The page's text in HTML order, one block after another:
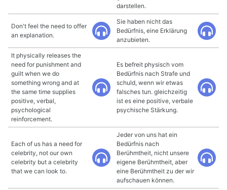
darstellen.
Don't feel the need to offer
an explanation.
Sie haben nicht das
Bedürfnis, eine Erklärung
anzubieten.
It physically releases the
need for punishment and
guilt when we do
something wrong and at
the same time supplies
positive, verbal,
psychological
reinforcement.
Es befreit physisch vom
Bedürfnis nach Strafe und
schuld, wenn wir etwas
falsches tun. gleichzeitig
ist es eine positive, verbale
psychische Stärkung.
Each of us has a need for
celebrity, not our own
celebrity but a celebrity
that we can look to.
Jeder von uns hat ein
Bedürfnis nach
Berühmtheit, nicht unsere
eigene Berühmtheit, aber
eine Berühmtheit zu der wir
aufschauen können.